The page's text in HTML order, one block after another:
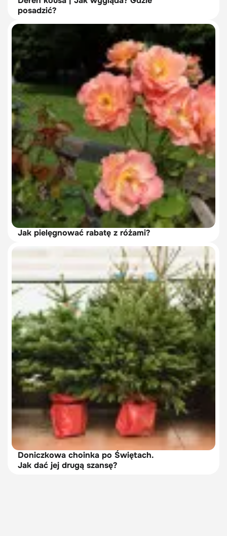
posadzić?
Jak pielęgnować rabatę z różami?
Doniczkowa choinka po Świętach.
Jak dać jej drugą szansę?